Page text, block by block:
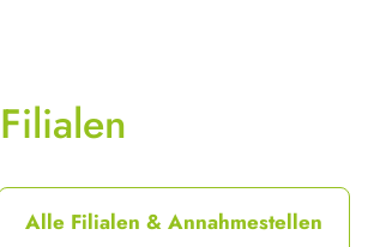
Filialen
Alle Filialen & Annahmestellen